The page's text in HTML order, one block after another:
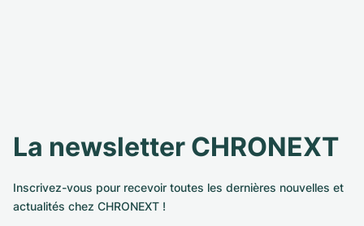
La newsletter CHRONEXT
Inscrivez-vous pour recevoir toutes les dernières nouvelles et
actualités chez CHRONEXT !